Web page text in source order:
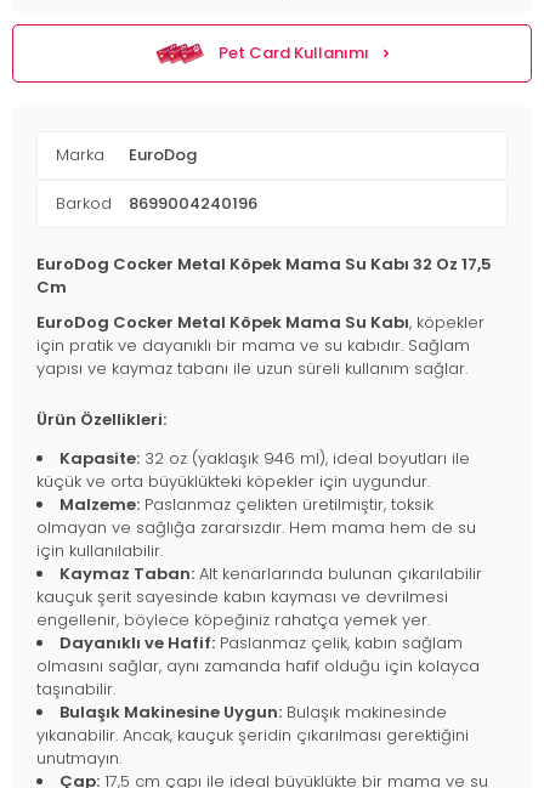
Pet Card Kullanımı
Marka EuroDog
Barkod 8699004240196
EuroDog Cocker Metal Köpek Mama Su Kabı 32 Oz 17,5
Cm
EuroDog Cocker Metal Köpek Mama Su Kabı, köpekler
için pratik ve dayanıklı bir mama ve su kabıdır. Sağlam
yapısı ve kaymaz tabanı ile uzun süreli kullanım sağlar.
Ürün Özellikleri:
Kapasite: 32 oz (yaklaşık 946 ml), ideal boyutları ile
küçük ve orta büyüklükteki köpekler için uygundur.
Malzeme: Paslanmaz çelikten üretilmiştir, toksik
olmayan ve sağlığa zararsızdır. Hem mama hem de su
için kullanılabilir.
Kaymaz Taban: Alt kenarlarında bulunan çıkarılabilir
kauçuk şerit sayesinde kabın kayması ve devrilmesi
engellenir, böylece köpeğiniz rahatça yemek yer.
Dayanıklı ve Hafif: Paslanmaz çelik, kabın sağlam
olmasını sağlar, aynı zamanda hafif olduğu için kolayca
taşınabilir.
Bulaşık Makinesine Uygun: Bulaşık makinesinde
yıkanabilir. Ancak, kauçuk şeridin çıkarılması gerektiğini
unutmayın.
Çap: 17,5 cm çapı ile ideal büyüklükte bir mama ve su